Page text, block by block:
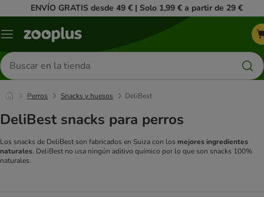
ENVÍO GRATIS desde 49 € | Solo 1,99 € a partir de 29 €
Menú
Buscar
productos
Perros Snacks y huesos DeliBest
DeliBest snacks para perros
Los snacks de DeliBest son fabricados en Suiza con los mejores ingredientes
naturales. DeliBest no usa ningún aditivo químico por lo que son snacks 100%
naturales.